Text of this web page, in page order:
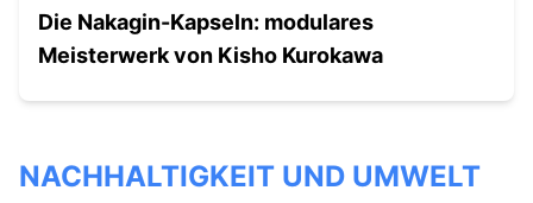
Die Nakagin-Kapseln: modulares
Meisterwerk von Kisho Kurokawa
NACHHALTIGKEIT UND UMWELT